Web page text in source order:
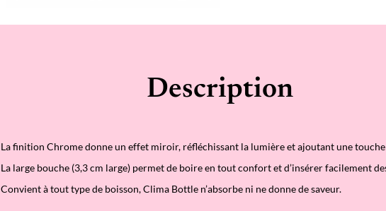
Description
La finition Chrome donne un effet miroir, réfléchissant la lumière et ajoutant une
La large bouche (3,3 cm large) permet de boire en tout confort et d’insérer facilement
Convient à tout type de boisson, Clima Bottle n’absorbe ni ne donne de saveur.